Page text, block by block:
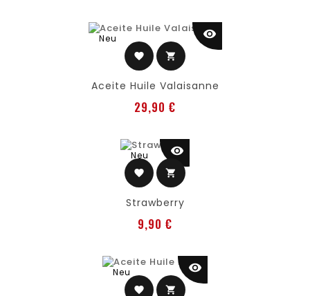
Neu
favorite shopping_cart
visibility
Aceite Huile Valaisanne
29,90 €
Neu
favorite shopping_cart
visibility
Strawberry
9,90 €
Neu
favorite shopping_cart
visibility